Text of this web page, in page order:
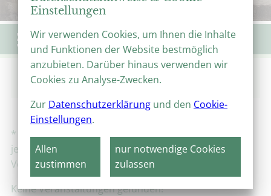
Menü
Start Veranstaltungen
Veranstaltungskalender
Führungen durch das Große Schloss Blankenburg
* Alle Angaben ohne Gewähr, Änderungen sind
jederzeit möglich. Bitte informieren Sie sich beim
Veranstalter!
Keine Veranstaltungen gefunden!
Einstellungen
Wir verwenden Cookies, um Ihnen die Inhalte
und Funktionen der Website bestmöglich
anzubieten. Darüber hinaus verwenden wir
Cookies zu Analyse-Zwecken.
Zur Datenschutzerklärung und den Cookie-
Einstellungen.
Allen
zustimmen
nur notwendige Cookies
zulassen